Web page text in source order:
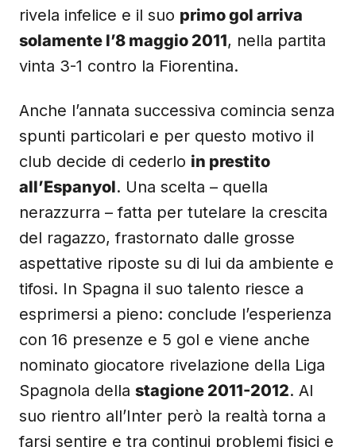
rivela infelice e il suo primo gol arriva
solamente l’8 maggio 2011, nella partita
vinta 3-1 contro la Fiorentina.
Anche l’annata successiva comincia senza
spunti particolari e per questo motivo il
club decide di cederlo in prestito
all’Espanyol. Una scelta – quella
nerazzurra – fatta per tutelare la crescita
del ragazzo, frastornato dalle grosse
aspettative riposte su di lui da ambiente e
tifosi. In Spagna il suo talento riesce a
esprimersi a pieno: conclude l’esperienza
con 16 presenze e 5 gol e viene anche
nominato giocatore rivelazione della Liga
Spagnola della stagione 2011-2012. Al
suo rientro all’Inter però la realtà torna a
farsi sentire e tra continui problemi fisici e